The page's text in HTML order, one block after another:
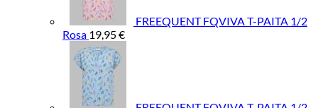
FREEQUENT FQVIVA T-PAITA 1/2
Rosa 19,95€